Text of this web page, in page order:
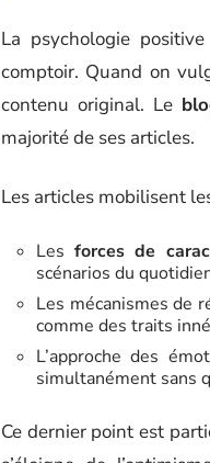
La psychologie
comptoir. Quand on
contenu original. Le
majorité de ses articles.
Les articles mobilisent
Lesforces de
scénarios du
Les mécanismes de
comme des traits
L’approche des
simultanément sans
Ce dernier point est